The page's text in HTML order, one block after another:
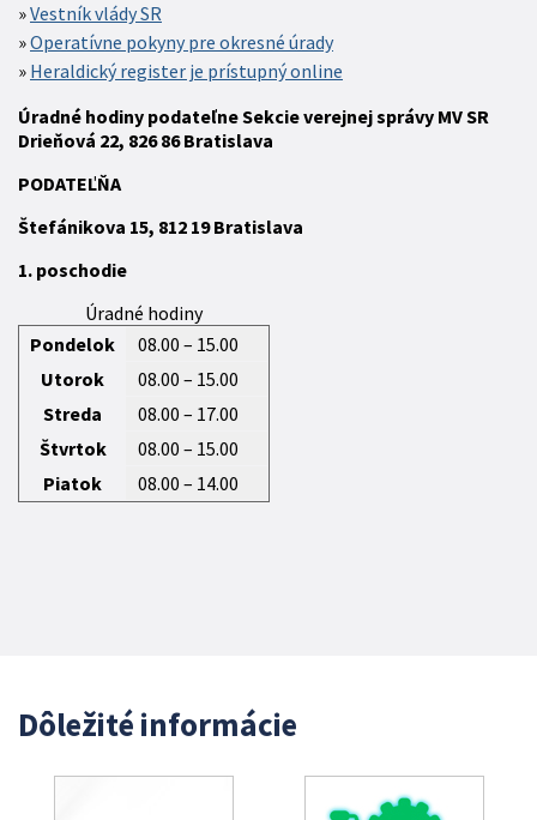
Vestník vlády SR
Operatívne pokyny pre okresné úrady
Heraldický register je prístupný online
Úradné hodiny podateľne Sekcie verejnej správy MV SR
Drieňová 22, 826 86 Bratislava
PODATEĽŇA
Štefánikova 15, 812 19Bratislava
1. poschodie
Úradné hodiny
Pondelok
08.00 – 15.00
Utorok
08.00 – 15.00
Streda
08.00 – 17.00
Štvrtok
08.00 – 15.00
Piatok
08.00 – 14.00
Dôležité informácie